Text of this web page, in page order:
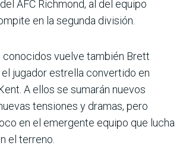
AFC Richmond, al del equipo
en la segunda división.
conocidos vuelve también Brett
jugador estrella convertido en
A ellos se sumarán nuevos
tensiones y dramas, pero
en el emergente equipo que lucha
el terreno.